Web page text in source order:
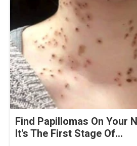
Find Papillomas On Your
It's The First Stage Of...